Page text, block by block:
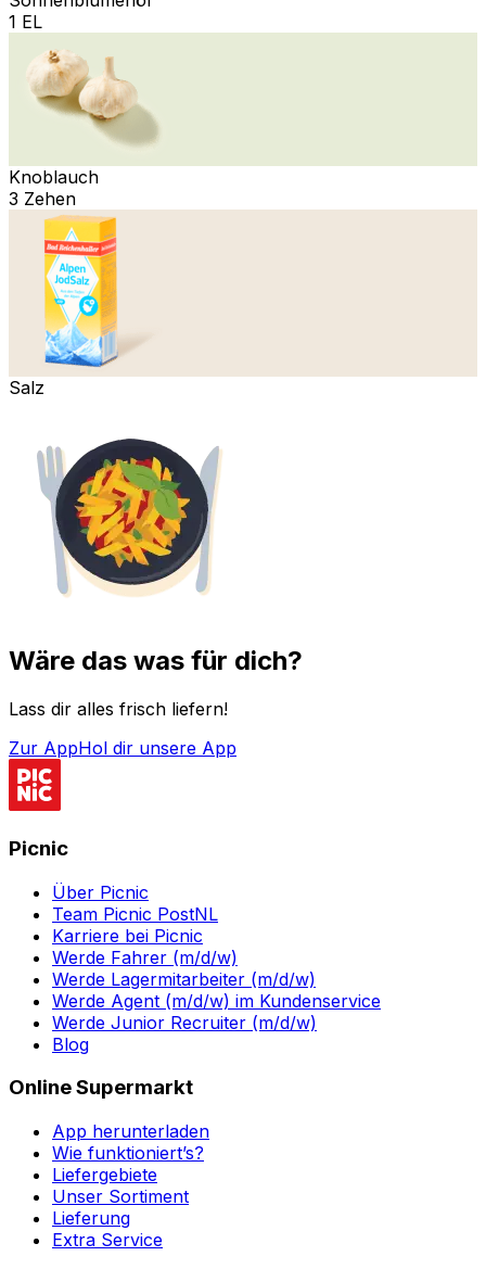
1 EL
Knoblauch
3 Zehen
Salz
Wäre das was für dich?
Lass dir alles frisch liefern!
Zur AppHol dir unsere App
Picnic
Über Picnic
Team Picnic PostNL
Karriere bei Picnic
Werde Fahrer (m/d/w)
Werde Lagermitarbeiter (m/d/w)
Werde Agent (m/d/w) im Kundenservice
Werde Junior Recruiter (m/d/w)
Blog
Online Supermarkt
App herunterladen
Wie funktioniert’s?
Liefergebiete
Unser Sortiment
Lieferung
Extra Service